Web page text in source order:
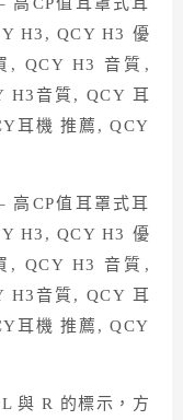
與 R 的標示，方